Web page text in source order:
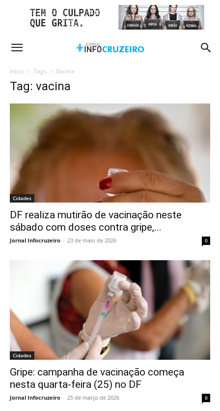
Início Tags Vacina
Tag: vacina
Cidades
DF realiza mutirão de vacinação neste
sábado com doses contra gripe,...
Jornal Infocruzeiro - 23 de maio de 2026 0
Cidades
Gripe: campanha de vacinação começa
nesta quarta-feira (25) no DF
Jornal Infocruzeiro - 25 de março de 2026 0